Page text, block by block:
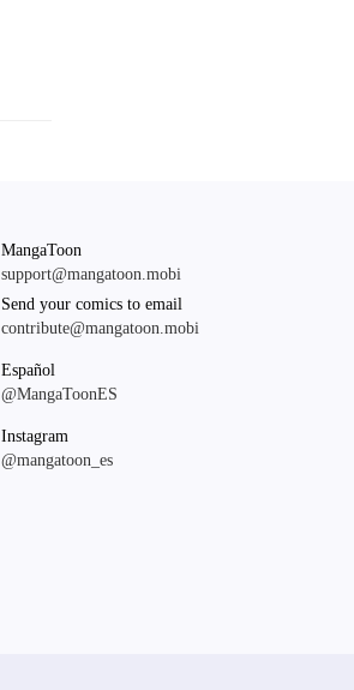
MangaToon
support@mangatoon.mobi
Send your comics to email
contribute@mangatoon.mobi
Español
@MangaToonES
Instagram
@mangatoon_es